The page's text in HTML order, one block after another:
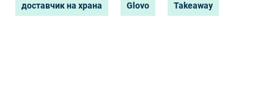
доставчик на храна Glovo Takeaway